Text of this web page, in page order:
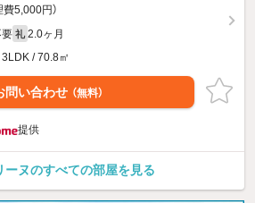
費5,000円）
要 礼 2.0ヶ月
3LDK / 70.8㎡
問い合わせ （無料）
提供
ーヌのすべての部屋を見る